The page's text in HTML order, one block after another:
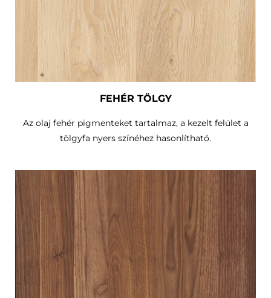
FEHÉR TÖLGY
Az olaj fehér pigmenteket tartalmaz, a kezelt felület a
tölgyfa nyers színéhez hasonlítható.